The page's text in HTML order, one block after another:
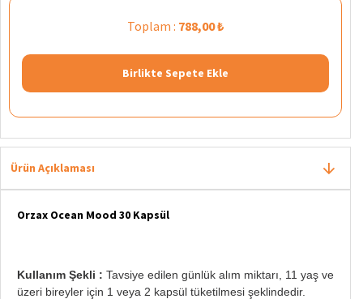
Toplam : 788,00 ₺
Birlikte Sepete Ekle
Ürün Açıklaması
Orzax Ocean Mood 30 Kapsül
Kullanım Şekli : Tavsiye edilen günlük alım miktarı, 11 yaş ve
üzeri bireyler için 1 veya 2 kapsül tüketilmesi şeklindedir.